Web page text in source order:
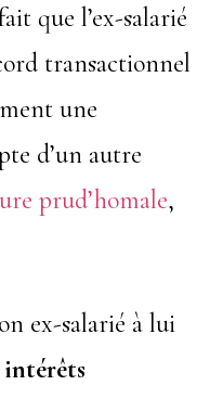
que l’ex-salarié
transactionnel
une
d’un autre
prud’homale,
ex-salarié à lui
intérêts